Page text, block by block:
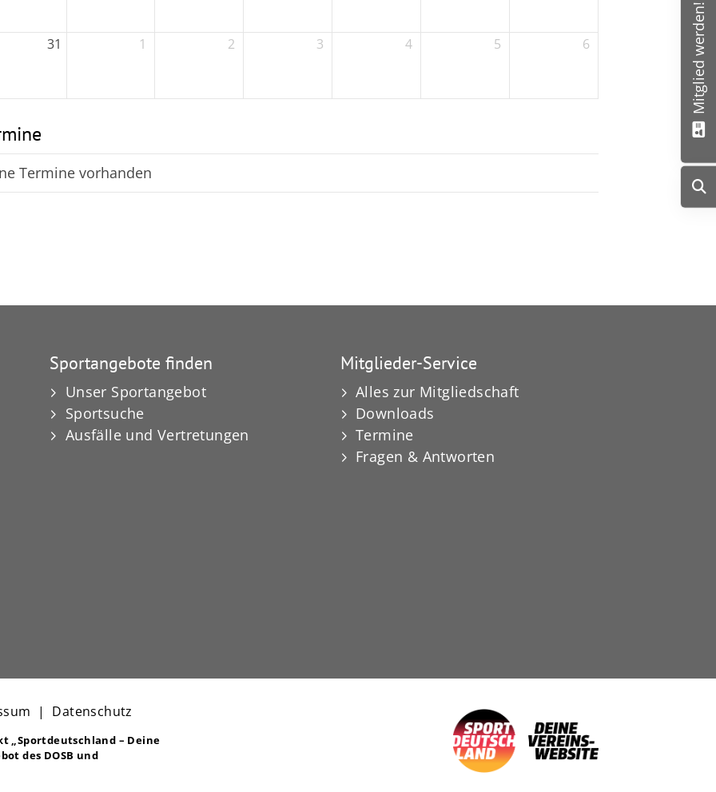
31 1 2 3 4 5 6
Termine vorhanden
Sportangebote finden
Unser Sportangebot
Sportsuche
Ausfälle und Vertretungen
Mitglieder-Service
Alles zur Mitgliedschaft
Downloads
Termine
Fragen & Antworten
| Datenschutz
„Sportdeutschland – Deine
des DOSB und
Mitglied werden!